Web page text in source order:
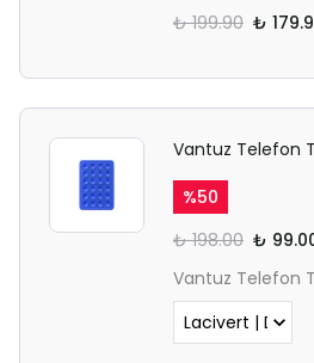
₺ 199.90 ₺
Vantuz Telefon
%50
₺ 198.00 ₺
Vantuz Telefon